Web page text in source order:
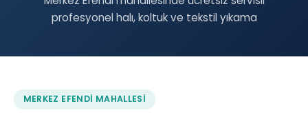
profesyonel halı, koltuk ve tekstil yıkama
MERKEZ EFENDI MAHALLESI